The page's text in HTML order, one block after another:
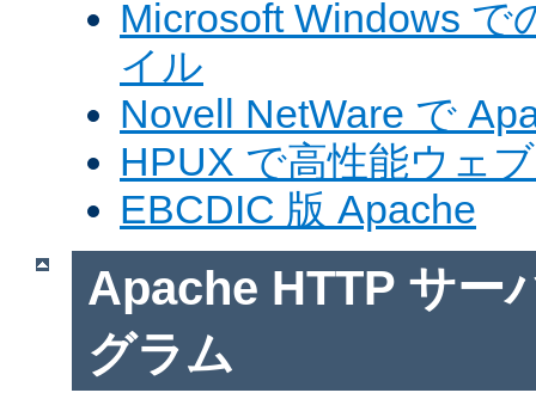
Microsoft Windows で
イル
Novell NetWare で
HPUX で高性能ウェ
EBCDIC 版 Apache
Apache HTTP サー
グラム